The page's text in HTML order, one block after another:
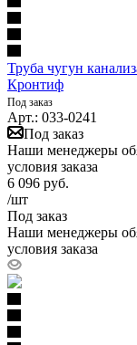
Труба чугун
Кронтиф
Под заказ
Арт.: 033-0241
Под заказ
Наши менеджеры
условия заказа
6 096 руб.
/шт
Под заказ
Наши менеджеры
условия заказа